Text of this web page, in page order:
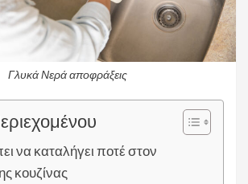
Γλυκά Νερά αποφράξεις
να καταλήγει ποτέ στον
κουζίνας